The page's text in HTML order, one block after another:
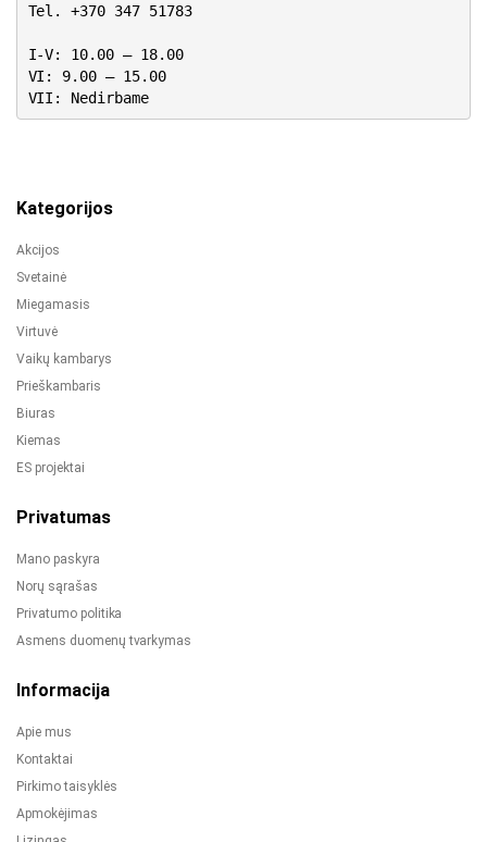
Tel. +370 347 51783
I-V: 10.00 – 18.00
VI: 9.00 – 15.00
VII: Nedirbame
Kategorijos
Akcijos
Svetainė
Miegamasis
Virtuvė
Vaikų kambarys
Prieškambaris
Biuras
Kiemas
ES projektai
Privatumas
Mano paskyra
Norų sąrašas
Privatumo politika
Asmens duomenų tvarkymas
Informacija
Apie mus
Kontaktai
Pirkimo taisyklės
Apmokėjimas